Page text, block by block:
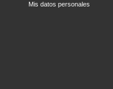
Mis datos personales